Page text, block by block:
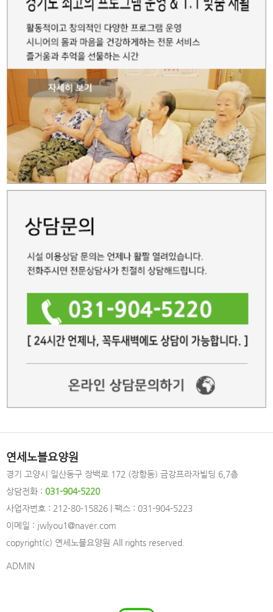
연세노블요양원
경기 고양시 일산동구 장백로 172 (장항동) 금강프라자빌딩 6,7층
상담전화 : 031-904-5220
사업자번호 : 212-80-15826 | 팩스 : 031-904-5223
이메일 : jwlyou1@naver.com
copyright(c) 연세노블요양원 All rights reserved.
ADMIN